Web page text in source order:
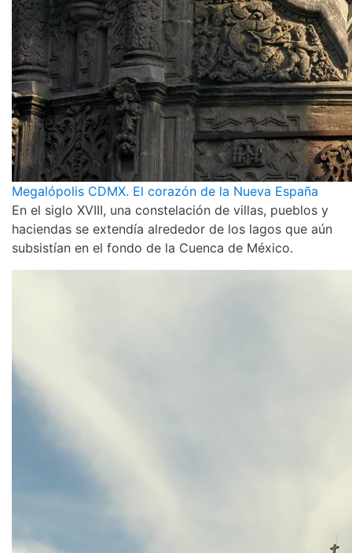
Megalópolis CDMX. El corazón de la Nueva España
En el siglo XVIII, una constelación de villas, pueblos y
haciendas se extendía alrededor de los lagos que aún
subsistían en el fondo de la Cuenca de México.